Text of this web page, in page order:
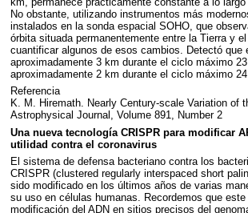
No obstante, utilizando instrumentos más
instalados en la sonda espacial SOHO, que
órbita situada permanentemente entre la Tierra y
cuantificar algunos de esos cambios. Detectó que
aproximadamente 3 km durante el ciclo máximo
aproximadamente 2 km durante el ciclo máximo 24
Referencia
K. M. Hiremath. Nearly Century-scale Variation of
Astrophysical Journal, Volume 891, Number 2
Una nueva tecnología CRISPRpara modificar
utilidad contra el coronavirus
El sistema de defensa bacteriano contra los
CRISPR(clustered regularly interspaced short
sido modificado en los últimos años de varias
su uso en células humanas. Recordemos que
modificación del ADN en sitios precisos del